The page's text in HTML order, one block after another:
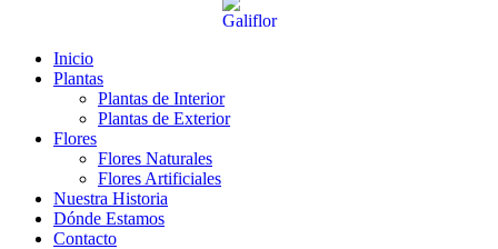
Inicio
Plantas
Plantas de Interior
Plantas de Exterior
Flores
Flores Naturales
Flores Artificiales
Nuestra Historia
Dónde Estamos
Contacto